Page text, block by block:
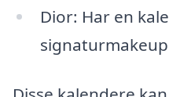
Dior: Har en